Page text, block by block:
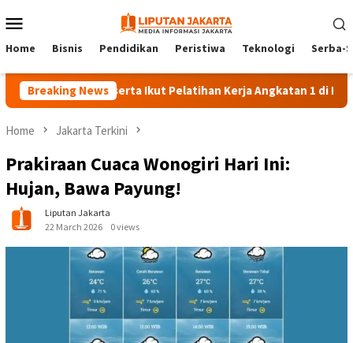
to
Menu
Home Bisnis Pendidikan Peristiwa Teknologi Serba-
Breaking News
140 Peserta Ikut Pelatihan Kerja Angkatan 1 di PPKD
Home Jakarta Terkini
Prakiraan Cuaca Wonogiri Hari Ini:
Hujan, Bawa Payung!
Liputan Jakarta
22 March 2026
0 views